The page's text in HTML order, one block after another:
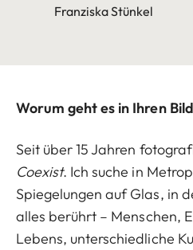
Franziska Stünkel
Worum geht es in Ihren
Seit über 15 Jahren
Coexist. Ich suche in
Spiegelungen auf Glas, in
alles berührt – Menschen,
Lebens, unterschiedliche